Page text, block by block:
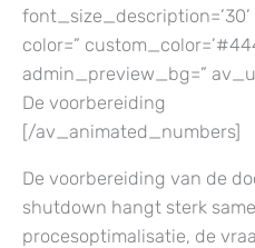
font_size_description=’30’
color=”
admin_preview_bg=”
De voorbereiding
[/av_animated_numbers]
De voorbereiding van de
shutdown hangt sterk
procesoptimalisatie, de